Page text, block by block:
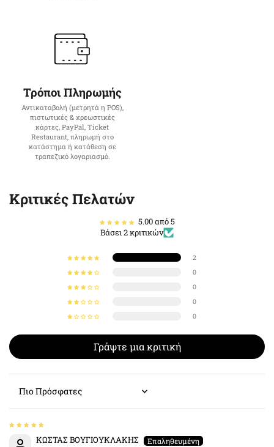
Τρόποι Πληρωμής
Αντικαταβολή (μετρητά η POS),
πιστωτικές & χρεωστικές
κάρτες, PayPal, Ticket
Restaurant, πληρωμή στο
κατάστημα ή κατάθεση σε
τραπεζικό λογαριασμό.
Κριτικές Πελατών
5.00 από 5
Βάσει 2 κριτικών
2
0
0
0
0
Γράψτε μια κριτική
Sort by
ΚΩΣΤΑΣ ΒΟΥΓΙΟΥΚΛΑΚΗΣ